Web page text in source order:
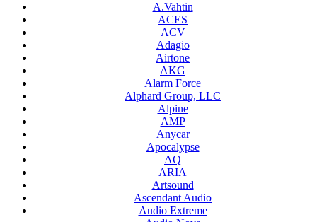
A.Vahtin
ACES
ACV
Adagio
Airtone
AKG
Alarm Force
Alphard Group, LLC
Alpine
AMP
Anycar
Apocalypse
AQ
ARIA
Artsound
Ascendant Audio
Audio Extreme